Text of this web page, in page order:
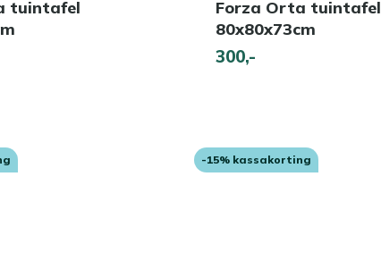
tuintafel
Forza Orta tuintafel
80x80x73cm
300,-
-15% kassakorting